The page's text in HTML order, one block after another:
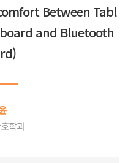
Between Tabl
and Bluetooth
학과